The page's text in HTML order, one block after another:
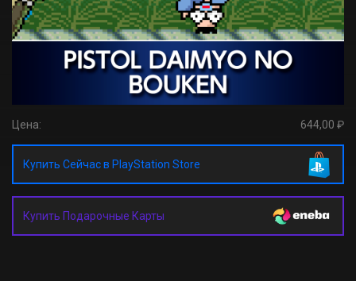
Цена: 644,00 ₽
Купить Сейчас в PlayStation Store
Купить Подарочные Карты